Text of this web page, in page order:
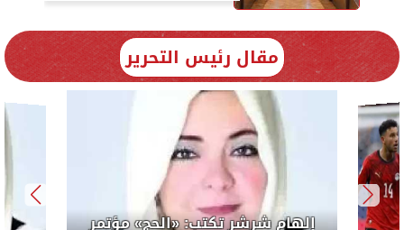
مقال رئيس التحرير